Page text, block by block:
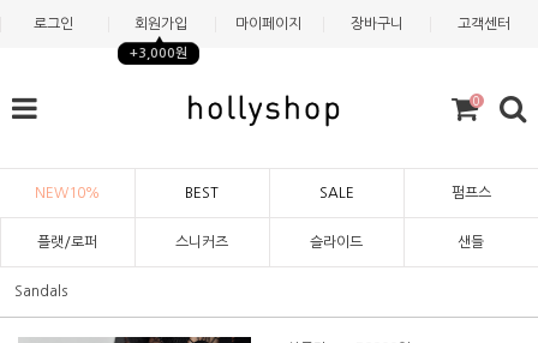
로그인 회원가입
+3,000원
마이페이지 장바구니 고객센터
0
NEW10% BEST SALE 펌프스
플랫/로퍼 스니커즈 슬라이드 샌들
Sandals